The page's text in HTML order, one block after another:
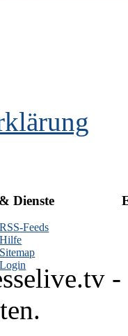
Dienste
RSS-Feeds
Hilfe
Sitemap
Login
-